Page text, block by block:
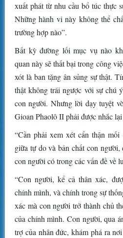
xuất phát từ nhu cầu bổ túc thực
Những hành vi này không thể
trường hợp nào”.
Bất kỳ đường lối mục vụ nào
quan này sẽ thất bại trong công
xót là ban tặng ân sủng sự thật.
thật không trái ngược với sự chú
con người. Nhưng lời dạy tuyệt
Gioan Phaolô II phải được nhắc
“Cần phải xem xét cẩn thận
giữa tự do và bản chất con
con người có trong các vấn đề về
“Con người, kể cả thân xác,
chính mình, và chính trong sự
xác mà con người trở thành chủ
của chính mình. Con người, qua
trợ của nhân đức, khám phá ra